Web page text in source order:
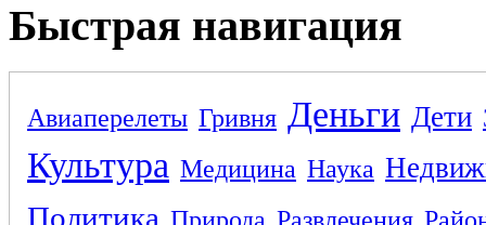
Быстрая навигация
Авиаперелеты Гривня Деньги Дети
Культура Медицина Наука
Политика